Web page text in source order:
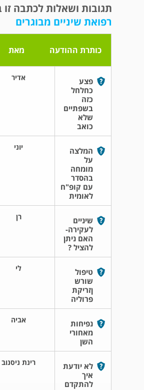
תגובות ושאלות לכתבה זו
רפואת שיניים מבוגרים
כותרת ההודעה מאת
פצע
כחלחל
כזה
בשפתיים
שלא
כואב
אדיר
המלצה
על
מומחה
בהסדר
עם קופ"ח
לאומית
יוני
שיניים
לעקירה-
האם ניתן
להציל ?
רן
טיפול
שורש
ןזריקת
פרוליה
לי
נפיחות
מאחורי
השן
אביה
לא יודעת
איך
להתקדם
רינת ניסנוב